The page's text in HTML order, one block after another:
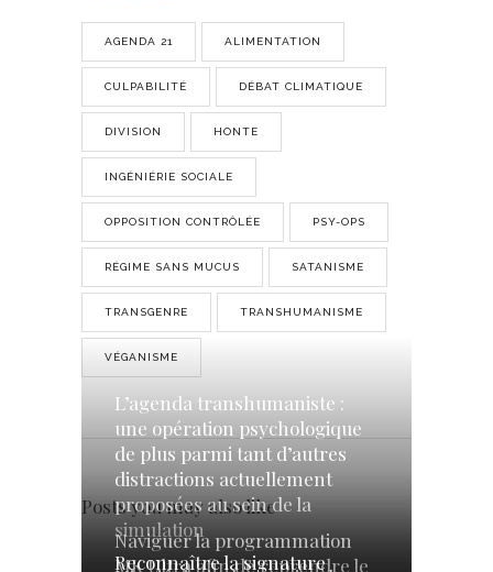
AGENDA 21 ALIMENTATION
CULPABILITÉ DÉBAT CLIMATIQUE
DIVISION HONTE
INGÉNIÉRIE SOCIALE
OPPOSITION CONTRÔLÉE PSY-OPS
RÉGIME SANS MUCUS SATANISME
TRANSGENRE TRANSHUMANISME
VÉGANISME
Posts you may also like
L’agenda transhumaniste :
une opération psychologique
de plus parmi tant d’autres
distractions actuellement
proposées au sein de la
simulation
Naviguer la programmation
MK Ultra afin de reprendre le
Reconnaître la signature